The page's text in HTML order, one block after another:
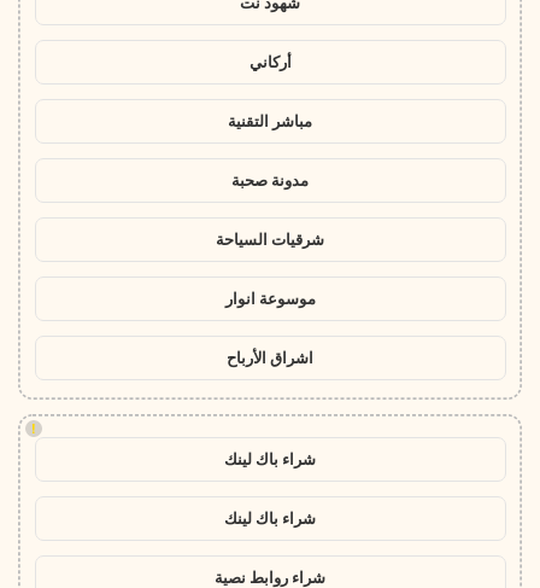
أركاني
مباشر التقنية
مدونة صحبة
شرقيات السياحة
موسوعة انوار
اشراق الأرباح
!
شراء باك لينك
شراء باك لينك
شراء روابط نصية